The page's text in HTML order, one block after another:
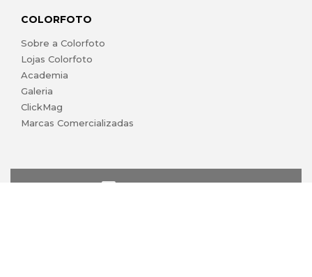
COLORFOTO
Sobre a Colorfoto
Lojas Colorfoto
Academia
Galeria
ClickMag
Marcas Comercializadas
lojaonline@colorfoto.pt